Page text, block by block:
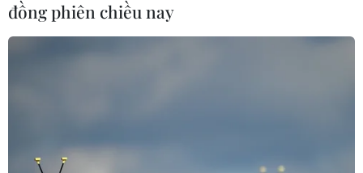
thẩm phán cách đây gần 24 năm.
đồng phiên chiều nay